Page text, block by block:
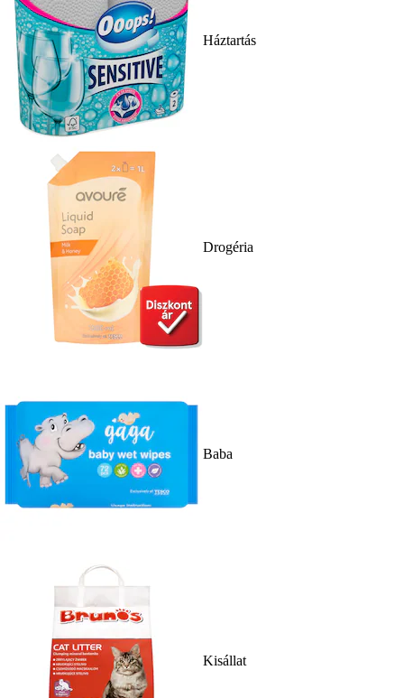
Háztartás
Drogéria
Baba
Kisállat